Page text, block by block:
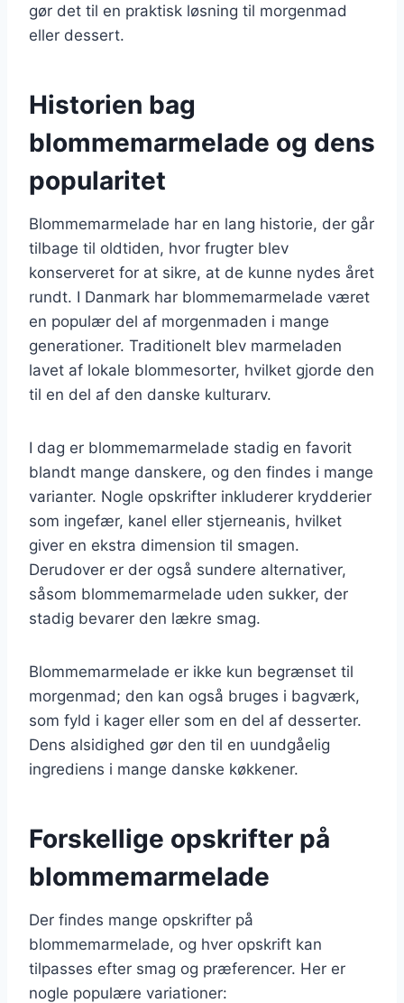
gør det til en praktisk løsning til morgenmad
eller dessert.
Historien bag
blommemarmelade og dens
popularitet
Blommemarmelade har en lang historie, der går
tilbage til oldtiden, hvor frugter blev
konserveret for at sikre, at de kunne nydes året
rundt. I Danmark har blommemarmelade været
en populær del af morgenmaden i mange
generationer. Traditionelt blev marmeladen
lavet af lokale blommesorter, hvilket gjorde den
til en del af den danske kulturarv.
I dag er blommemarmelade stadig en favorit
blandt mange danskere, og den findes i mange
varianter. Nogle opskrifter inkluderer krydderier
som ingefær, kanel eller stjerneanis, hvilket
giver en ekstra dimension til smagen.
Derudover er der også sundere alternativer,
såsom blommemarmelade uden sukker, der
stadig bevarer den lækre smag.
Blommemarmelade er ikke kun begrænset til
morgenmad; den kan også bruges i bagværk,
som fyld i kager eller som en del af desserter.
Dens alsidighed gør den til en uundgåelig
ingrediens i mange danske køkkener.
Forskellige opskrifter på
blommemarmelade
Der findes mange opskrifter på
blommemarmelade, og hver opskrift kan
tilpasses efter smag og præferencer. Her er
nogle populære variationer: